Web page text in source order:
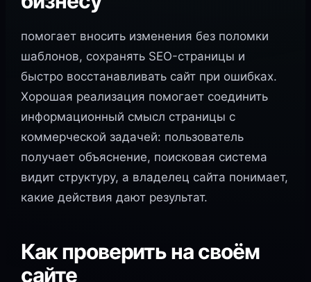
помогает вносить изменения без поломки
шаблонов, сохранять SEO-страницы и
быстро восстанавливать сайт при ошибках.
Хорошая реализация помогает соединить
информационный смысл страницы с
коммерческой задачей: пользователь
получает объяснение, поисковая система
видит структуру, а владелец сайта понимает,
какие действия дают результат.
Как проверить на своём
сайте